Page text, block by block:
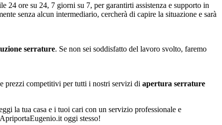
24 ore su 24, 7 giorni su 7, per garantirti assistenza e supporto in
senza alcun intermediario, cercherà di capire la situazione e sarà
serrature. Se non sei soddisfatto del lavoro svolto, faremo
prezzi competitivi per tutti i nostri servizi di apertura serrature
la tua casa e i tuoi cari con un servizio professionale e
oggi stesso!